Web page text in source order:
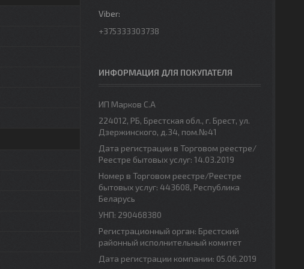
+375333303738
ИНФОРМАЦИЯ ДЛЯ ПОКУПАТЕЛЯ
ИП Марков С.А
224012, РБ, Брестская обл., г. Брест, ул.
Дзержинского, д.34, пом.№41
Дата регистрации в Торговом реестре/
Реестре бытовых услуг: 14.03.2019
Номер в Торговом реестре/Реестре
бытовых услуг: 443608, Республика
Беларусь
УНП: 290468380
Регистрационный орган: Брестский
районный исполнительный комитет
Дата регистрации компании: 05.06.2019